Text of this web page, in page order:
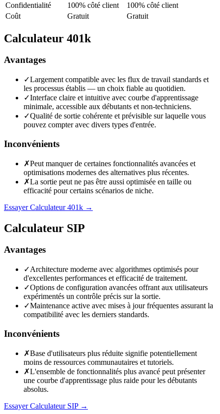
Confidentialité
100% côté client
100% côté client
Coût
Gratuit Gratuit
Calculateur 401k
Avantages
✓Largement compatible avec les flux de travail standards et
les processus établis — un choix fiable au quotidien.
✓Interface claire et intuitive avec courbe d'apprentissage
minimale, accessible aux débutants et non-techniciens.
✓Qualité de sortie cohérente et prévisible sur laquelle vous
pouvez compter avec divers types d'entrée.
Inconvénients
✗Peut manquer de certaines fonctionnalités avancées et
optimisations modernes des alternatives plus récentes.
✗La sortie peut ne pas être aussi optimisée en taille ou
efficacité pour certains scénarios de niche.
Essayer Calculateur 401k →
Calculateur SIP
Avantages
✓Architecture moderne avec algorithmes optimisés pour
d'excellentes performances et efficacité de traitement.
✓Options de configuration avancées offrant aux utilisateurs
expérimentés un contrôle précis sur la sortie.
✓Maintenance active avec mises à jour fréquentes assurant la
compatibilité avec les derniers standards.
Inconvénients
✗Base d'utilisateurs plus réduite signifie potentiellement
moins de ressources communautaires et tutoriels.
✗L'ensemble de fonctionnalités plus avancé peut présenter
une courbe d'apprentissage plus raide pour les débutants
absolus.
Essayer Calculateur SIP→